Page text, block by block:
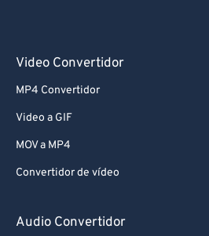
Video Convertidor
MP4 Convertidor
Video a GIF
MOV a MP4
Convertidor de vídeo
Audio Convertidor